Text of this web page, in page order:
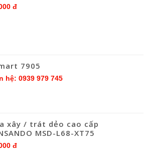
đ
7905
hệ: 0939 979 745
xây / trát dẻo cao cấp
MSD-L68-XT75
đ